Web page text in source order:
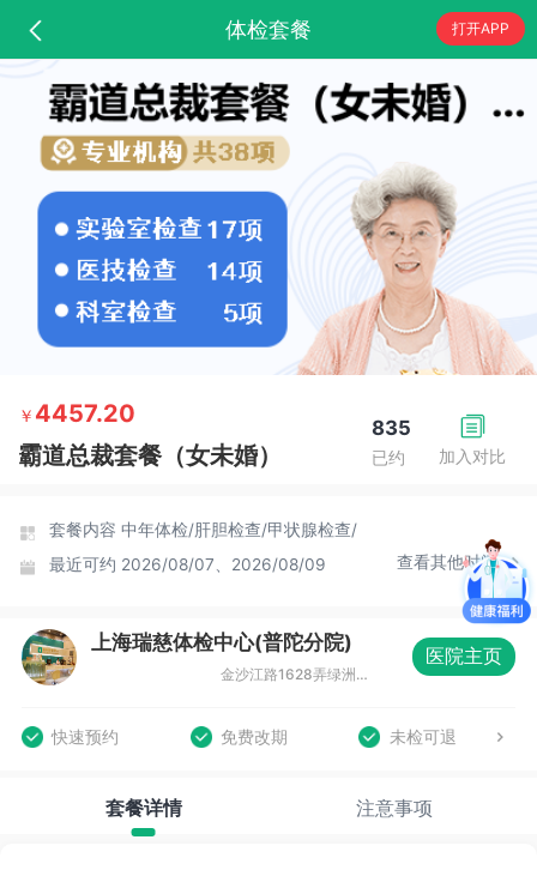
体检套餐 打开APP
加入对比
835
已约
￥ 4457.20
霸道总裁套餐（女未婚）
套餐内容 中年体检/肝胆检查/甲状腺检查/
最近可约 2026/08/07、2026/08/09 查看其他时间
上海瑞慈体检中心(普陀分院)
金沙江路1628弄绿洲中环中心商务广场7号楼2楼
医院主页
快速预约 免费改期 未检可退
套餐详情 注意事项